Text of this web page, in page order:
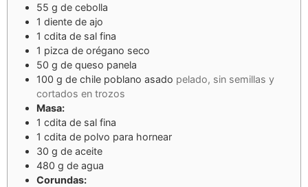
55 g de cebolla
1 diente de ajo
1 cdita de sal fina
1 pizca de orégano seco
50 g de queso panela
100 g de chile poblano asado pelado, sin semillas y
cortados en trozos
Masa:
1 cdita de sal fina
1 cdita de polvo para hornear
30 g de aceite
480 g de agua
Corundas: